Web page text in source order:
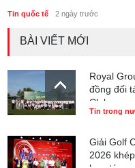
Tin quốc tế 2 ngày trước
BÀI VIẾT MỚI
Royal
đồng đối
Club
Tin trong
Giải Golf
2026